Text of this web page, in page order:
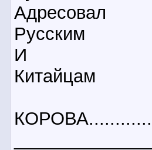
Адресовал
Русским
И
Китайцам